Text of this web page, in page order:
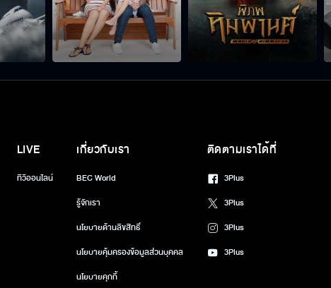
LIVE
ทีวีออนไลน์
เกี่ยวกับเรา
BEC World
รู้จักเรา
นโยบายด้านลิขสิทธิ์
นโยบายคุ้มครองข้อมูลส่วนบุคคล
นโยบายคุกกี้
ติดตามเราได้ที่
3Plus
3Plus
3Plus
3Plus